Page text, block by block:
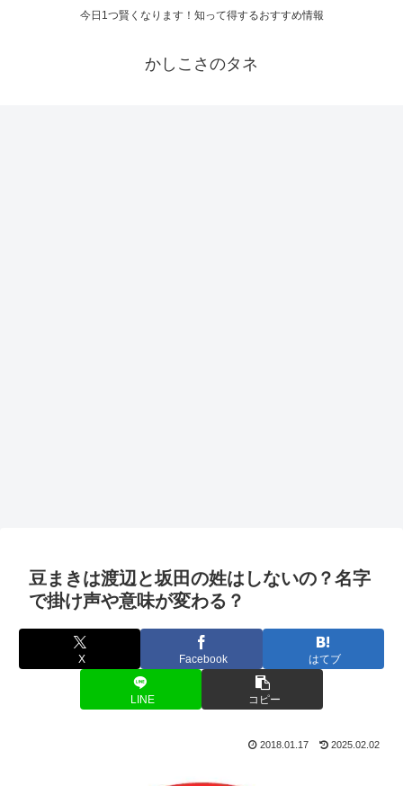
今日1つ賢くなります！知って得するおすすめ情報
かしこさのタネ
豆まきは渡辺と坂田の姓はしないの？名字
で掛け声や意味が変わる？
X Facebook はてブ
LINE コピー
2018.01.17 2025.02.02